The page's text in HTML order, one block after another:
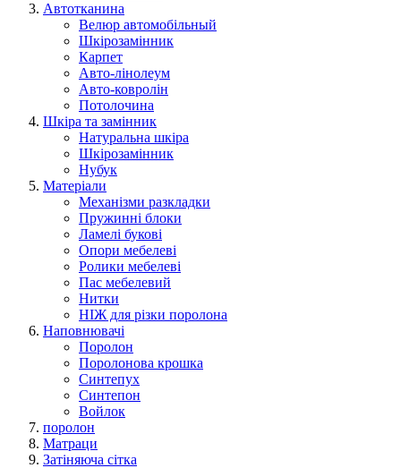
Автотканина
Велюр автомобільный
Шкірозамінник
Карпет
Авто-лінолеум
Авто-ковролін
Потолочина
Шкіра та замінник
Натуральна шкіра
Шкірозамінник
Нубук
Матеріали
Механізми разкладки
Пружинні блоки
Ламелі букові
Опори мебелеві
Ролики мебелеві
Пас мебелевий
Нитки
НІЖ для різки поролона
Наповнювачі
Поролон
Поролонова крошка
Синтепух
Синтепон
Войлок
поролон
Матраци
Затіняюча сітка